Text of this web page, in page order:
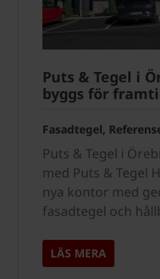
Puts & Tegel i
byggs för
Fasadtegel,
Puts & Tegel i
med Puts & Tegel
nya kontor med
fasadtegel och
LÄS MERA